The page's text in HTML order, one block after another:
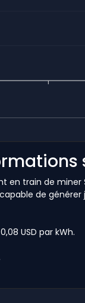
en train de
de générer
USD par kWh.